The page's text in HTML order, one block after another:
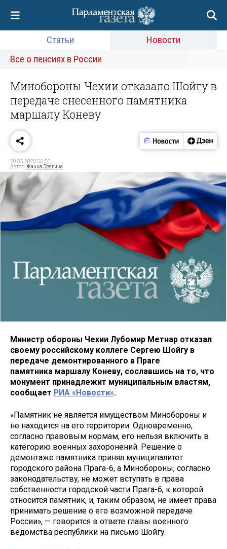
Статьи
Новости
Все о пенсиях в России
Минобороны Чехии отказало Шойгу в
передаче снесенного памятника
маршалу Коневу
20.05.2020 00:50
Автор:Жанна Звягина
Министр обороны Чехии Лубомир Метнар отказал
своему российскому коллеге Сергею Шойгу в
передаче демонтированного в Праге
памятника маршалу Коневу, сославшись на то, что
монумент принадлежит муниципальным властям,
сообщает РИА «Новости».
«Памятник не является имуществом Минобороны и
не находится на его территории. Одновременно,
согласно правовым нормам, его нельзя включить в
категорию военных захоронений. Решение о
демонтаже памятника принял муниципалитет
городского района Прага-6, а Минобороны, согласно
законодательству, не может вступать в права
собственности городской части Прага-6, к которой
относится памятник, и, таким образом, не имеет права
принимать решение о его возможной передаче
России», — говорится в ответе главы военного
ведомства республики на письмо Шойгу.